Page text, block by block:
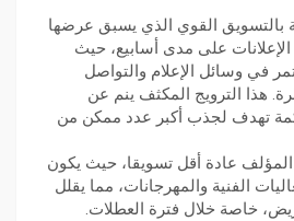
بالتسويق القوي الذي يسبق عرضها
على مدى أسابيع، حيث
في وسائل الإعلام والتواصل
هذا الترويج المكثف ينم عن
تهدف لجذب أكبر عدد ممكن من
المؤلف عادة أقل تسويقا، حيث يكون
الفنية والمهرجانات، مما يقلل
خاصة خلال فترة العطلات.